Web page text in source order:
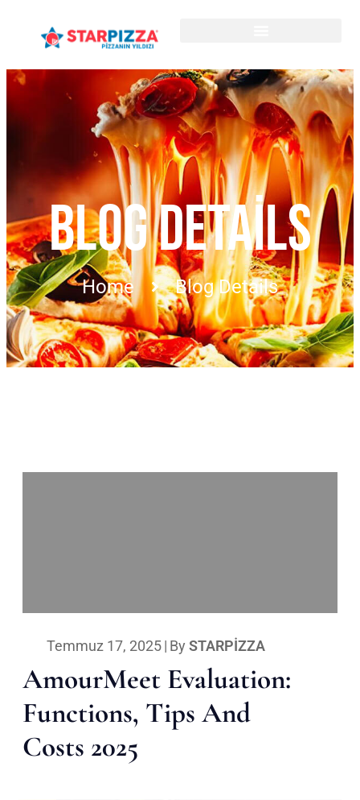
BLOG DETAILS
Home Blog Details
Temmuz 17, 2025| By STARPIZZA
AmourMeet Evaluation:
Functions, Tips And
Costs 2025